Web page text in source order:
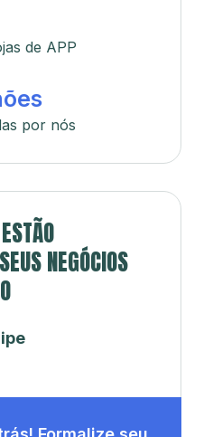
de APP
por nós
NEGÓCIOS
e sorveteria
RJ